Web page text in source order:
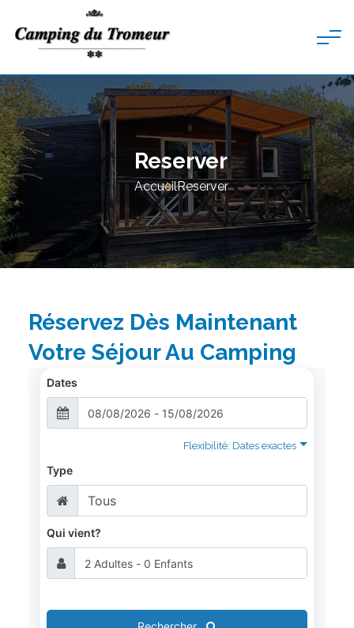
Reserver
AccueilReserver
Réservez Dès Maintenant
Votre Séjour Au Camping
Dates
Flexibilité: Dates exactes
Type
Qui vient?